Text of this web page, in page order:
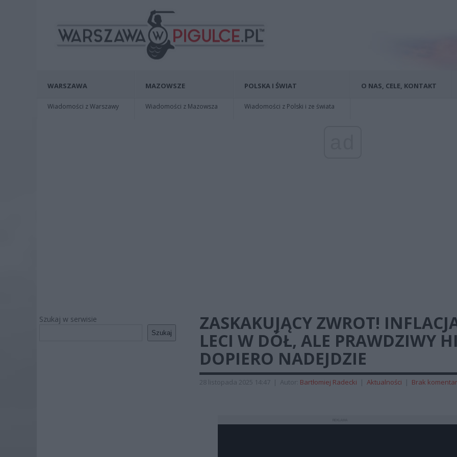
WARSZAWA
Wiadomości z Warszawy
MAZOWSZE
Wiadomości z Mazowsza
POLSKA I ŚWIAT
Wiadomości z Polski i ze świata
O NAS, CELE, KONTAKT
Szukaj w serwisie
Szukaj
ZASKAKUJĄCY ZWROT!
LECI W DÓŁ, ALE PRAWDZIWY
DOPIERO NADEJDZIE
28 listopada 2025 14:47 | Autor: Bartłomiej Radecki | Aktualności | Brak